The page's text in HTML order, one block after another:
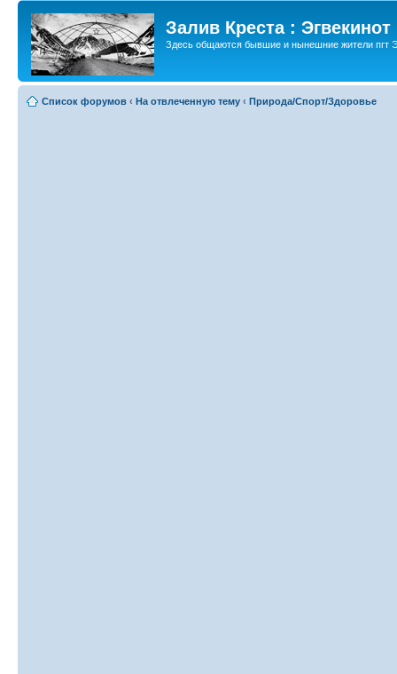
Залив Креста : Эгвекинот
Здесь общаются бывшие и нынешние жители пгт
Список форумов ‹ На отвлеченную тему ‹ Природа/Спорт/Здоровье